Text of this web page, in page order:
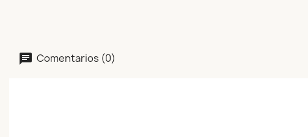
ADD TO CART
Comentarios (0)